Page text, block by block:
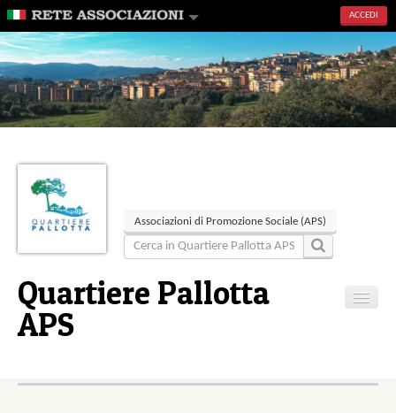
ACCEDI
Associazioni di Promozione Sociale (APS)
Quartiere Pallotta
APS
Contatti